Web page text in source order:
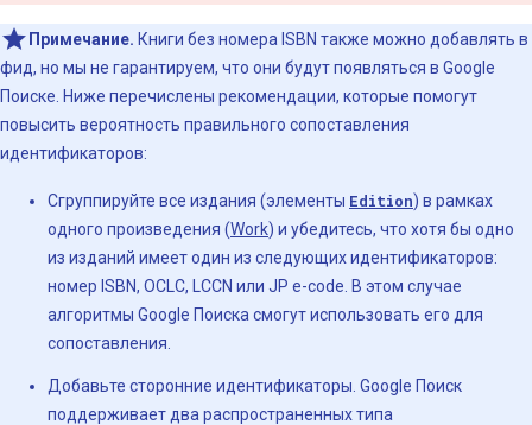
Примечание. Книги без номера ISBN также можно добавлять в
фид, но мы не гарантируем, что они будут появляться в Google
Поиске. Ниже перечислены рекомендации, которые помогут
повысить вероятность правильного сопоставления
идентификаторов:
Сгруппируйте все издания (элементы Edition) в рамках
одного произведения (Work) и убедитесь, что хотя бы одно
из изданий имеет один из следующих идентификаторов:
номер ISBN, OCLC, LCCN или JP e-code. В этом случае
алгоритмы Google Поиска смогут использовать его для
сопоставления.
Добавьте сторонние идентификаторы. Google Поиск
поддерживает два распространенных типа